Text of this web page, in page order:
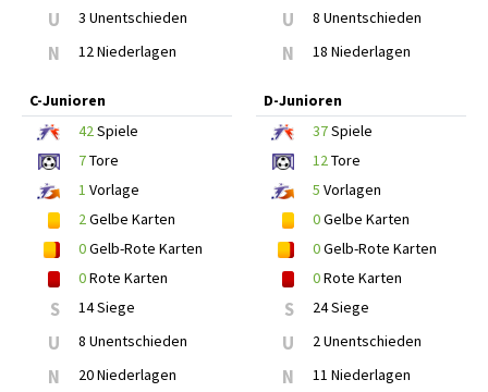
U 3 Unentschieden
N 12 Niederlagen
U 8 Unentschieden
N 18 Niederlagen
C-Junioren
42Spiele
7Tore
1 Vorlage
2Gelbe Karten
0Gelb-Rote Karten
0Rote Karten
S 14 Siege
U 8 Unentschieden
N 20 Niederlagen
D-Junioren
37Spiele
12Tore
5 Vorlagen
0Gelbe Karten
0Gelb-Rote Karten
0Rote Karten
S 24 Siege
U 2 Unentschieden
N 11 Niederlagen